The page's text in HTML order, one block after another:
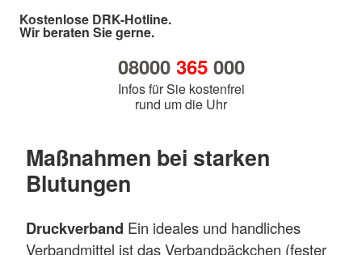
Kostenlose DRK-Hotline.
Wir beraten Sie gerne.
08000 365000
Infos für Sie kostenfrei
rund um die Uhr
Maßnahmen bei starken
Blutungen
Druckverband Ein ideales und handliches
Verbandmittel ist das Verbandpäckchen (fester